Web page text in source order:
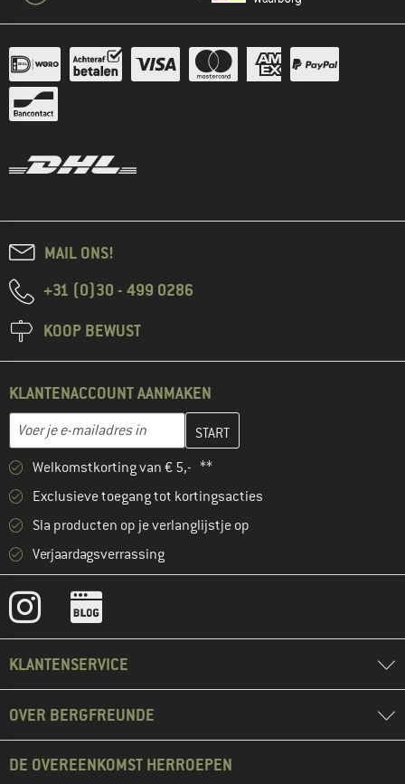
MAIL ONS!
+31 (0)30 - 499 0286
KOOP BEWUST
KLANTENACCOUNT AANMAKEN
E-mailadres
Vul je e-mailadres hier in en maak in de volgende stap je
Welkomstkorting van € 5,- **
Exclusieve toegang tot kortingsacties
Sla producten op je verlanglijstje op
Verjaardagsverrassing
KLANTENSERVICE
OVER BERGFREUNDE
DE OVEREENKOMST HERROEPEN